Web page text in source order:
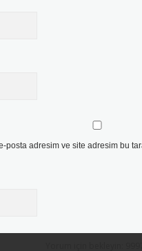
posta adresim ve site adresim bu